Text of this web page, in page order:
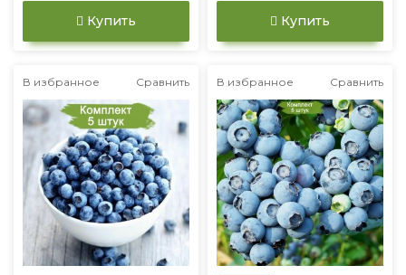
Купить Купить
В избранное Сравнить В избранное Сравнить